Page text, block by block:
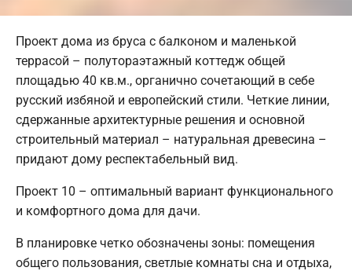
Проект дома из бруса с балконом и маленькой
террасой – полутораэтажный коттедж общей
площадью 40 кв.м., органично сочетающий в себе
русский избяной и европейский стили. Четкие линии,
сдержанные архитектурные решения и основной
строительный материал – натуральная древесина –
придают дому респектабельный вид.
Проект 10 – оптимальный вариант функционального
и комфортного дома для дачи.
В планировке четко обозначены зоны: помещения
общего пользования, светлые комнаты сна и отдыха,